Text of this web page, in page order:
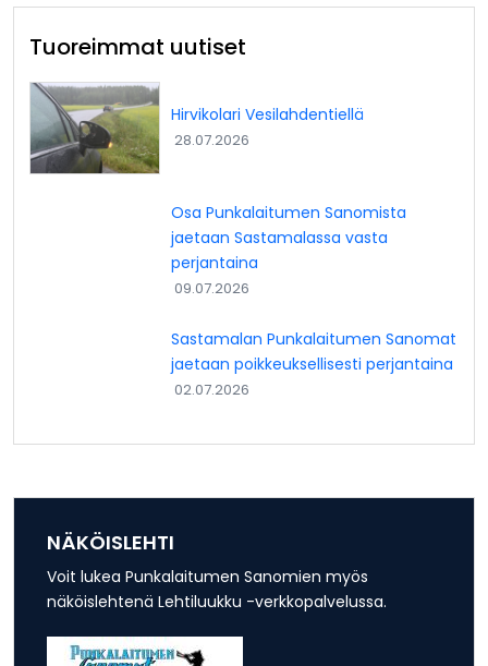
Tuoreimmat uutiset
Hirvikolari Vesilahdentiellä
28.07.2026
Osa Punkalaitumen Sanomista
jaetaan Sastamalassa vasta
perjantaina
09.07.2026
Sastamalan Punkalaitumen Sanomat
jaetaan poikkeuksellisesti perjantaina
02.07.2026
NÄKÖISLEHTI
Voit lukea Punkalaitumen Sanomien myös
näköislehtenä Lehtiluukku -verkkopalvelussa.